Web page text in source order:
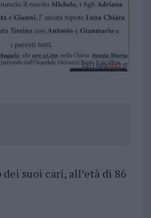
suoi cari, all’età di 86